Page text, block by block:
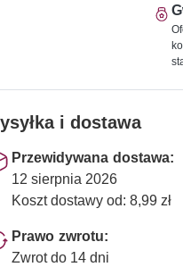
i dostawa
Przewidywana dostawa:
12 sierpnia 2026
Koszt dostawy od: 8,99 zł
Prawo zwrotu:
Zwrot do 14 dni